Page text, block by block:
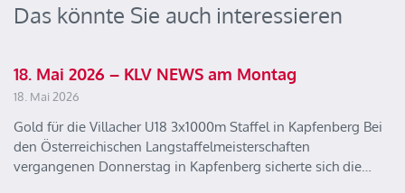
Das könnte Sie auch interessieren
18. Mai 2026 – KLV NEWS am Montag
18. Mai 2026
Gold für die Villacher U18 3x1000m Staffel in Kapfenberg Bei
den Österreichischen Langstaffelmeisterschaften
vergangenen Donnerstag in Kapfenberg sicherte sich die…